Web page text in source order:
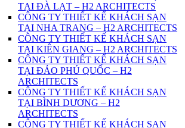
TẠI ĐÀ LẠT – H2 ARCHITECTS
CÔNG TY THIẾT KẾ KHÁCH SẠN
TẠI NHA TRANG – H2 ARCHITECTS
CÔNG TY THIẾT KẾ KHÁCH SẠN
TẠI KIÊN GIANG – H2 ARCHITECTS
CÔNG TY THIẾT KẾ KHÁCH SẠN
TẠI ĐẢO PHÚ QUỐC – H2
ARCHITECTS
CÔNG TY THIẾT KẾ KHÁCH SẠN
TẠI BÌNH DƯƠNG – H2
ARCHITECTS
CÔNG TY THIẾT KẾ KHÁCH SẠN